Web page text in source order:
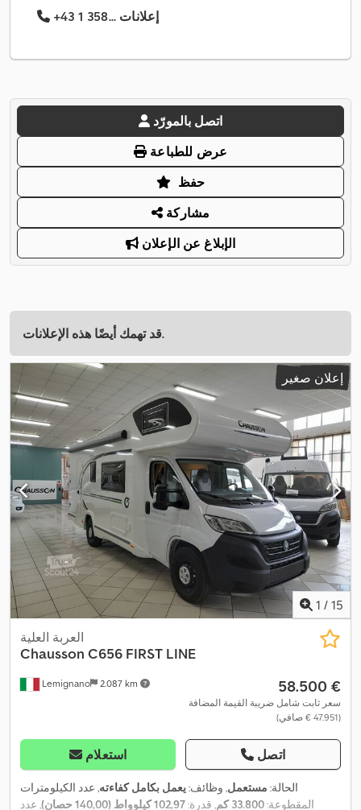
+43 1 358... إعلانات
اتصل بالمورّد
عرض للطباعة
حفظ
مشاركة
الإبلاغ عن الإعلان
قد تهمك أيضًا هذه الإعلانات.
إعلان صغير
1 / 15
Lemignano 2.087 km
العربة العلية
Chausson C656 FIRST LINE
‏58.500 €
سعر ثابت شامل ضريبة القيمة المضافة
(‏47.951 € صافي)
استعلام اتصل
الحالة: مستعمل, وظائف:يعمل بكامل كفاءته, عدد الكيلومترات
المقطوعة:33.800 كم , قدرة:102,97 كيلوواط (140,00 حصان) , عدد